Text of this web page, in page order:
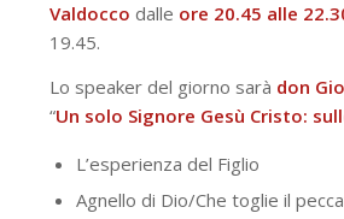
Valdocco dalle ore 20.45 alle
19.45.
Lo speaker del giorno sarà don
“Un solo Signore Gesù Cristo:
L’esperienza del Figlio
Agnello di Dio/Che toglie il